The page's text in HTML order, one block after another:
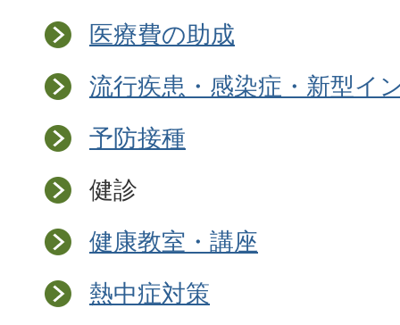
医療費の助成
流行疾患・感染症・新型イ
予防接種
健診
健康教室・講座
熱中症対策